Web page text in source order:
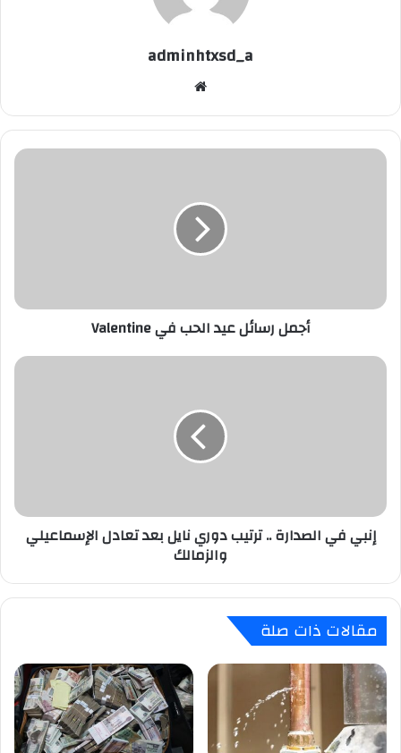
adminhtxsd_a
أجمل
أجمل رسائل عيد الحب في Valentine
إنبي
تعادل
الإسماعيلي
والزمالك
إنبي في الصدارة .. ترتيب دوري نايل بعد تعادل الإسماعيلي
والزمالك
مقالات ذات صلة